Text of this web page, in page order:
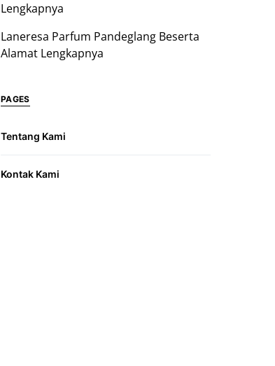
Lengkapnya
Laneresa Parfum Pandeglang Beserta
Alamat Lengkapnya
PAGES
Tentang Kami
Kontak Kami